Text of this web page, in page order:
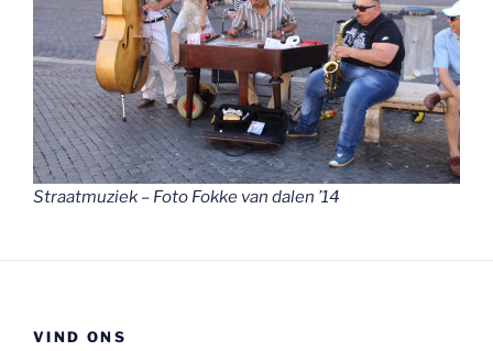
Straatmuziek – Foto Fokke van dalen ’14
VIND ONS